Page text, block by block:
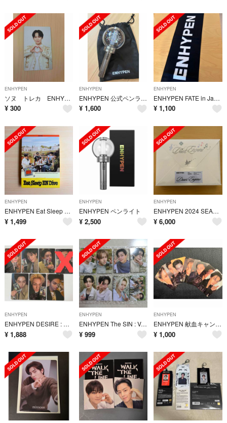
ENHYPEN
ソヌ トレカ ENHYPEN エナプ sunoo 京セラドーム
¥ 300
ENHYPEN
ENHYPEN 公式ペンライト ホログラムステッカー貼りすみ エンジン棒
¥ 1,600
ENHYPEN
ENHYPEN FATE in Japan スローガンタオル
¥ 1,100
ENHYPEN
ENHYPEN Eat Sleep EN Dive フォトブック
¥ 1,499
ENHYPEN
ENHYPEN ペンライト
¥ 2,500
ENHYPEN
ENHYPEN 2024 SEASON'S GREETINGS
¥ 6,000
ENHYPEN
ENHYPEN DESIRE : UNLEASH ラキドロ 6枚セット
¥ 1,888
ENHYPEN
ENHYPEN The SIN : VANISH weverse トレカセット
¥ 999
ENHYPEN
ENHYPEN 献血キャンペーン トレカ 7枚セット
¥ 1,000